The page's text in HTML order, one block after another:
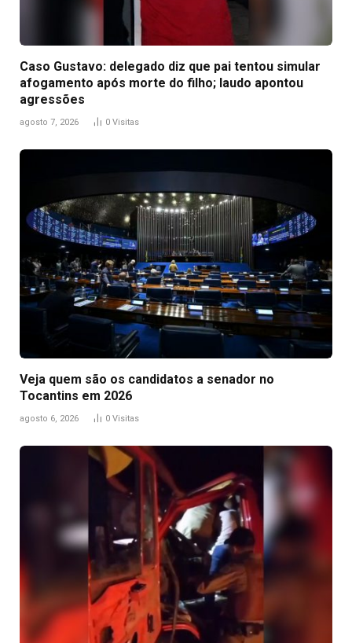
Caso Gustavo: delegado diz que pai tentou simular
afogamento após morte do filho; laudo apontou
agressões
agosto 7, 2026 0 Visitas
Veja quem são os candidatos a senador no
Tocantins em 2026
agosto 6, 2026 0 Visitas